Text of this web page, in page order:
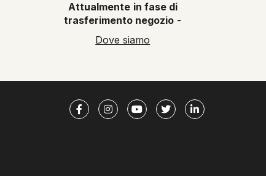
Attualmente in fase di
trasferimento negozio -
Dove siamo